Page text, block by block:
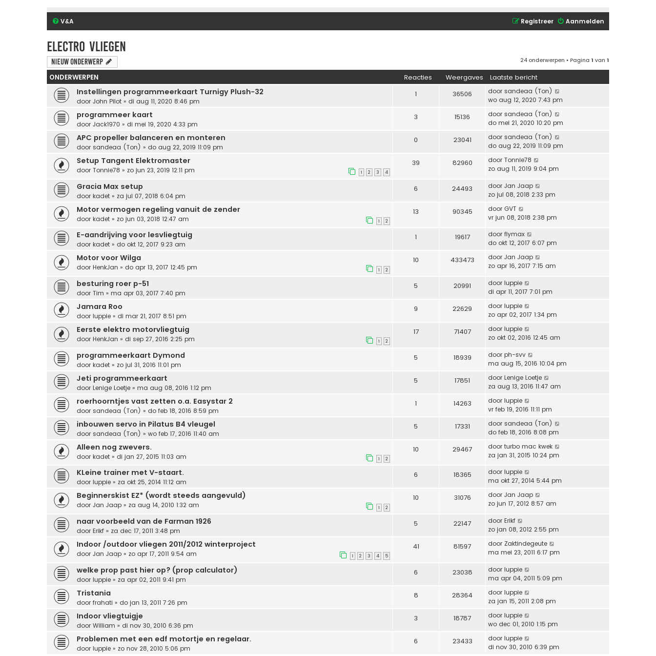
V&A Aanmelden
Registreer
Electro vliegen
Nieuw onderwerp 24 onderwerpen • Pagina 1 van 1
ONDERWERPEN Reacties Weergaves Laatste bericht
Instellingen programmeerkaart Turnigy Plush-32
door John Pilot » di aug 11, 2020 8:46 pm
1 36506 door sandeaa (Ton)
wo aug 12, 2020 7:43 pm
programmeer kaart
door Jack1970 » di mei 19, 2020 4:33 pm
3 15136 door sandeaa (Ton)
do mei 21, 2020 10:20 pm
APC propeller balanceren en monteren
door sandeaa (Ton) » do aug 22, 2019 11:09 pm
0 23041 door sandeaa (Ton)
do aug 22, 2019 11:09 pm
Setup Tangent Elektromaster
door Tonnie78 » zo jun 23, 2019 12:11 pm 1 2 3 4
39 82960 door Tonnie78
zo aug 11, 2019 9:04 pm
Gracia Max setup
door kadet » za jul 07, 2018 6:04 pm
6 24493 door Jan Jaap
zo jul 08, 2018 2:33 pm
Motor vermogen regeling vanuit de zender
door kadet » zo jun 03, 2018 12:47 am 1 2
13 90345 door GVT
vr jun 08, 2018 2:38 pm
E-aandrijving voor lesvliegtuig
door kadet » do okt 12, 2017 9:23 am
1 19617 door flymax
do okt 12, 2017 6:07 pm
Motor voor Wilga
door HenkJan » do apr 13, 2017 12:45 pm 1 2
10 433473 door Jan Jaap
zo apr 16, 2017 7:15 am
besturing roer p-51
door Tim » ma apr 03, 2017 7:40 pm
5 20991 door luppie
di apr 11, 2017 7:01 pm
Jamara Roo
door luppie » di mar 21, 2017 8:51 pm
9 22629 door luppie
zo apr 02, 2017 1:34 pm
Eerste elektro motorvliegtuig
door HenkJan » di sep 27, 2016 2:25 pm 1 2
17 71407 door luppie
zo okt 02, 2016 12:45 am
programmeerkaart Dymond
door kadet » zo jul 31, 2016 11:01 pm
5 18939 door ph-svv
ma aug 15, 2016 10:04 pm
Jeti programmeerkaart
door Lenige Loetje » ma aug 08, 2016 1:12 pm
5 17851 door Lenige Loetje
za aug 13, 2016 11:47 am
roerhoorntjes vast zetten o.a. Easystar 2
door sandeaa (Ton) » do feb 18, 2016 8:59 pm
1 14263 door luppie
vr feb 19, 2016 11:11 pm
inbouwen servo in Pilatus B4 vleugel
door sandeaa (Ton) » wo feb 17, 2016 11:40 am
5 17331 door sandeaa (Ton)
do feb 18, 2016 8:08 pm
Alleen nog zwevers.
door kadet » di jan 27, 2015 11:03 am 1 2
10 29467 door turbo mac kwek
za jan 31, 2015 10:24 pm
KLeine trainer met V-staart.
door luppie » za okt 25, 2014 11:12 am
6 18365 door luppie
ma okt 27, 2014 5:44 pm
Beginnerskist EZ* (wordt steeds aangevuld)
door Jan Jaap » za aug 14, 2010 1:32 am 1 2
10 31076 door Jan Jaap
zo jun 17, 2012 8:57 am
naar voorbeeld van de Farman 1926
door Erikf » za dec 17, 2011 3:48 pm
5 22147 door Erikf
zo jan 08, 2012 2:55 pm
Indoor /outdoor vliegen 2011/2012 winterproject
door Jan Jaap » zo apr 17, 2011 9:54 am 1 2 3 4 5
41 81597 door Zaktindegeute
ma mei 23, 2011 6:17 pm
welke prop past hier op? (prop calculator)
door luppie » za apr 02, 2011 9:41 pm
6 23038 door luppie
ma apr 04, 2011 5:09 pm
Tristania
door frahati » do jan 13, 2011 7:26 pm
8 28364 door luppie
za jan 15, 2011 2:08 pm
Indoor vliegtuigje
door William » di nov 30, 2010 6:36 pm
3 18787 door luppie
wo dec 01, 2010 1:15 pm
Problemen met een edf motortje en regelaar.
door luppie » zo nov 28, 2010 5:06 pm
6 23433 door luppie
di nov 30, 2010 6:39 pm